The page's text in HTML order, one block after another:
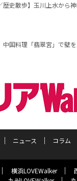
歴史散歩】玉川上水から
中国料理「翡翠宮」で壁
ニュース コラム
横浜LOVEWalker